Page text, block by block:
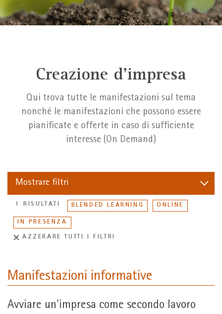
Creazione d'impresa
Qui trova tutte le manifestazioni sul tema
nonché le manifestazioni che possono essere
pianificate e offerte in caso di sufficiente
interesse (On Demand)
Mostrare filtri
1 RISULTATI BLENDED LEARNING ONLINE
IN PRESENZA
AZZERARE TUTTI I FILTRI
Manifestazioni informative
Avviare un'impresa come secondo lavoro